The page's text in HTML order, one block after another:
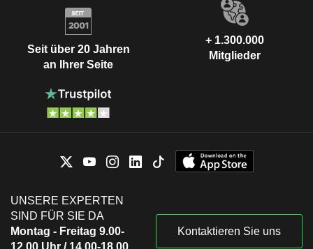
Seit über 20 Jahren
an Ihrer Seite
+ 1.300.000
Mitglieder
UNSERE EXPERTEN
SIND FÜR SIE DA
Montag - Freitag 9.00-
Kontaktieren Sie uns